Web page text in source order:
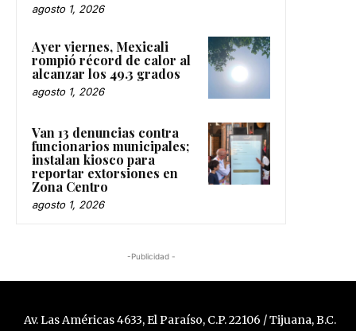
agosto 1, 2026
Ayer viernes, Mexicali
rompió récord de calor al
alcanzar los 49.3 grados
agosto 1, 2026
Van 13 denuncias contra
funcionarios municipales;
instalan kiosco para
reportar extorsiones en
Zona Centro
agosto 1, 2026
-Publicidad -
Av. Las Américas 4633, El Paraíso, C.P. 22106 / Tijuana, B.C.